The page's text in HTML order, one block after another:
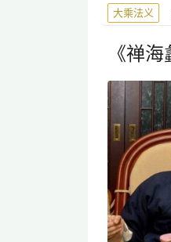
大乘法义
《禅